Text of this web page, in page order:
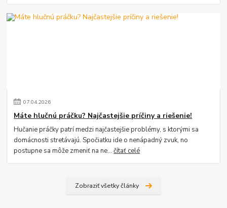
07.04.2026
Máte hlučnú práčku? Najčastejšie príčiny a riešenie!
Hučanie práčky patrí medzi najčastejšie problémy, s ktorými sa
domácnosti stretávajú. Spočiatku ide o nenápadný zvuk, no
postupne sa môže zmeniť na ne...čítať celé
Zobraziť všetky články